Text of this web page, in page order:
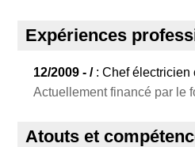
Expériences
12/2009 - /: Chef électricien
Actuellement financé par le
Atouts et